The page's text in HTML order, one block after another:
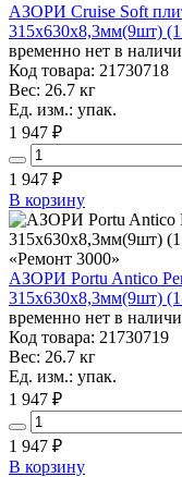
АЗОРИ Cruise Soft
315x630x8,3мм(9шт)
временно нет в
Код товара: 21730718
Вес: 26.7 кг
Ед. изм.: упак.
1 947 ₽
1 947 ₽
В корзину
АЗОРИ Portu Antico
315x630x8,3мм(9шт)
временно нет в
Код товара: 21730719
Вес: 26.7 кг
Ед. изм.: упак.
1 947 ₽
1 947 ₽
В корзину